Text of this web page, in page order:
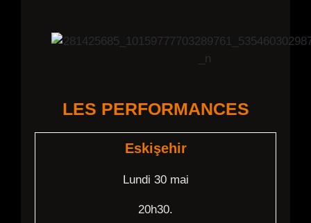
LES PERFORMANCES
Eskişehir
Lundi 30 mai
20h30.